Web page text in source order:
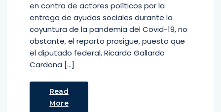
en contra de actores políticos por la
entrega de ayudas sociales durante la
coyuntura de la pandemia del Covid-19, no
obstante, el reparto prosigue, puesto que
el diputado federal, Ricardo Gallardo
Cardona […]
Read
More